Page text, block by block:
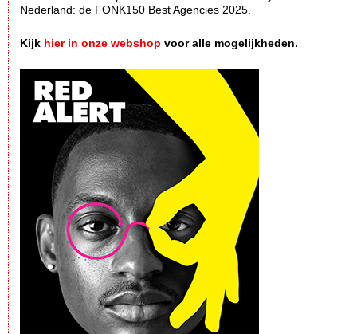
Nederland: de FONK150 Best Agencies 2025.
Kijk hier in onze webshop voor alle mogelijkheden.